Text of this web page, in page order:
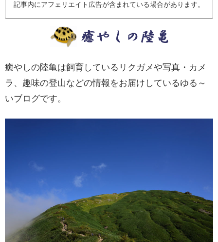
記事内にアフェリエイト広告が含まれている場合があります。
癒やしの陸亀は飼育しているリクガメや写真・カメ
ラ、趣味の登山などの情報をお届けしているゆる～
いブログです。